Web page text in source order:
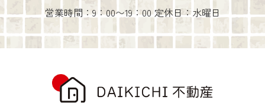
営業時間：9：00〜19：00 定休日：水曜日